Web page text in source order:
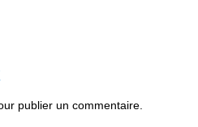
publier un commentaire.